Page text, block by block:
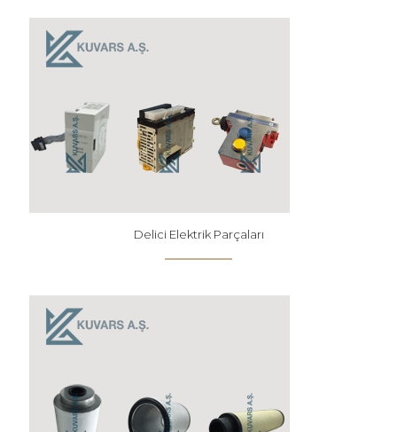
Delici Elektrik Parçaları